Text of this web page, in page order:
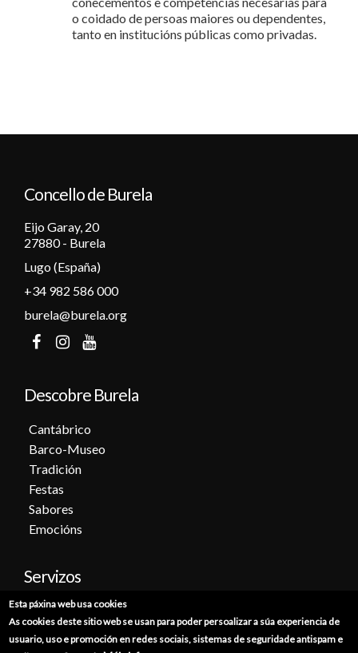
o coidado de persoas maiores ou dependentes,
tanto en institucións públicas como privadas.
Concello de Burela
Eijo Garay, 20
27880 - Burela
Lugo (España)
+34 982 586 000
burela@burela.org
Descobre Burela
Cantábrico
Barco-Museo
Tradición
Festas
Sabores
Emocións
Servizos
Cita previa
Sede electrónica
Esta páxina web usa cookies
As cookies deste sitio web se usan para poder persoalizar a súa experiencia de
usuario, uso e promoción en redes sociais, sistemas de seguridade antispam e